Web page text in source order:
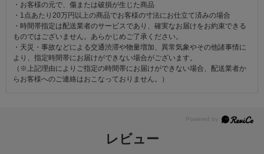
・お客様の元で、傷または破損が生じた商品
・1点あたり20万円以上の商品でお客様の寸法にお仕立て済みの場合
・時間帯指定は配送業者のサービスであり、確実なお届けをお約束できる
ものではございません。あらかじめご了承ください。
・天災・事故などによる交通渋滞や物量増加、異常気象やその他諸事情に
より、指定時間帯にお届けができない場合がございます。
（※上記理由によりご指定の時間帯にお届けができない場合、配送業者か
らお客様へのご連絡はおこなっておりません。）
レビュー